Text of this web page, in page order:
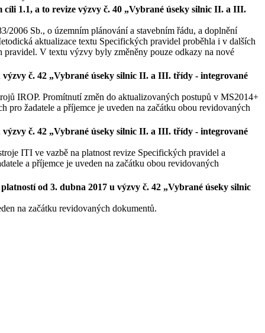
1.1, a to revize výzvy č. 40 „Vybrané úseky silnic II. a III.
Sb., o územním plánování a stavebním řádu, a doplnění
aktualizace textu Specifických pravidel proběhla i v dalších
pravidel. V textu výzvy byly změněny pouze odkazy na nové
č. 42 „Vybrané úseky silnic II. a III. třídy - integrované
IROP. Promítnutí změn do aktualizovaných postupů v MS2014+
žadatele a příjemce je uveden na začátku obou revidovaných
výzvy č. 42 „Vybrané úseky silnic II. a III. třídy - integrované
ITI ve vazbě na platnost revize Specifických pravidel a
a příjemce je uveden na začátku obou revidovaných
od 3. dubna 2017 u výzvy č. 42 „Vybrané úseky silnic
na začátku revidovaných dokumentů.